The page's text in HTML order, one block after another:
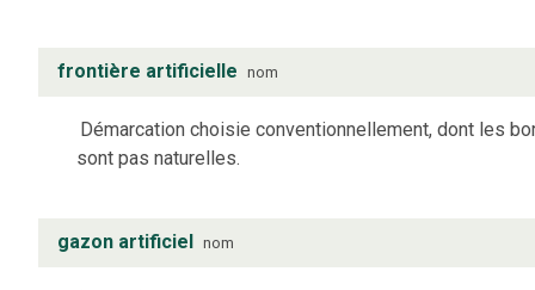
frontière artificielle nom
Démarcation choisie conventionnellement, dont les
sont pas naturelles.
gazon artificiel nom